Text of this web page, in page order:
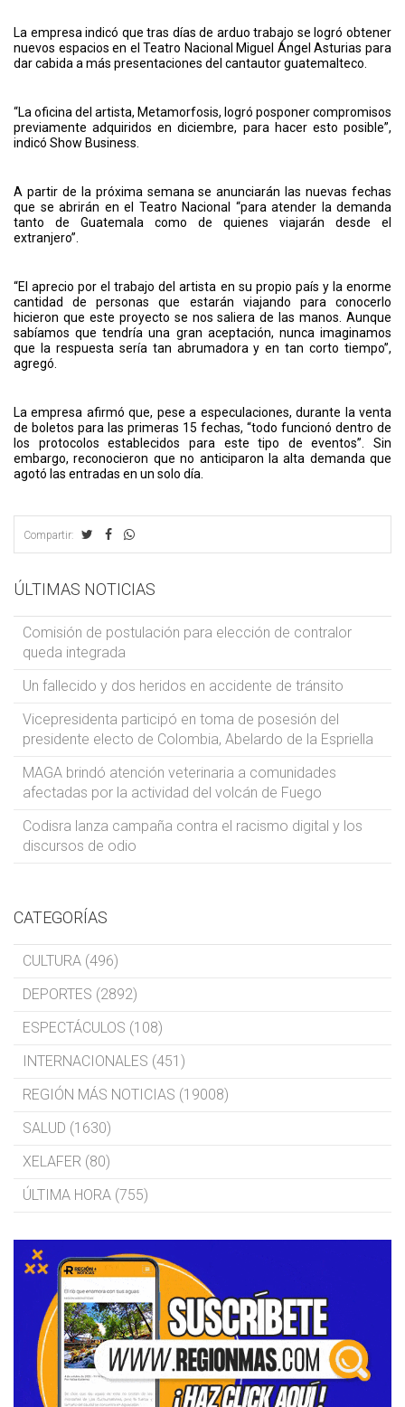
La empresa indicó que tras días de arduo trabajo se logró obtener
nuevos espacios en el Teatro Nacional Miguel Ángel Asturias para
dar cabida a más presentaciones del cantautor guatemalteco.
“La oficina del artista, Metamorfosis, logró posponer compromisos
previamente adquiridos en diciembre, para hacer esto posible”,
indicó Show Business.
A partir de la próxima semana se anunciarán las nuevas fechas
que se abrirán en el Teatro Nacional “para atender la demanda
tanto de Guatemala como de quienes viajarán desde el
extranjero”.
“El aprecio por el trabajo del artista en su propio país y la enorme
cantidad de personas que estarán viajando para conocerlo
hicieron que este proyecto se nos saliera de las manos. Aunque
sabíamos que tendría una gran aceptación, nunca imaginamos
que la respuesta sería tan abrumadora y en tan corto tiempo”,
agregó.
La empresa afirmó que, pese a especulaciones, durante la venta
de boletos para las primeras 15 fechas, “todo funcionó dentro de
los protocolos establecidos para este tipo de eventos”. Sin
embargo, reconocieron que no anticiparon la alta demanda que
agotó las entradas en un solo día.
Compartir:
ÚLTIMAS NOTICIAS
Comisión de postulación para elección de contralor
queda integrada
Un fallecido y dos heridos en accidente de tránsito
Vicepresidenta participó en toma de posesión del
presidente electo de Colombia, Abelardo de la Espriella
MAGA brindó atención veterinaria a comunidades
afectadas por la actividad del volcán de Fuego
Codisra lanza campaña contra el racismo digital y los
discursos de odio
CATEGORÍAS
CULTURA (496)
DEPORTES (2892)
ESPECTÁCULOS (108)
INTERNACIONALES (451)
REGIÓN MÁS NOTICIAS (19008)
SALUD (1630)
XELAFER (80)
ÚLTIMA HORA (755)